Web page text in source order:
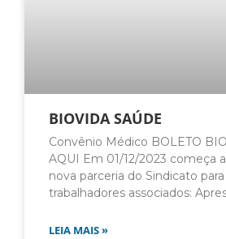
BIOVIDA SAÚDE
Convênio Médico BOLETO
AQUI Em 01/12/2023 começa
nova parceria do Sindicato
trabalhadores associados:
LEIA MAIS »